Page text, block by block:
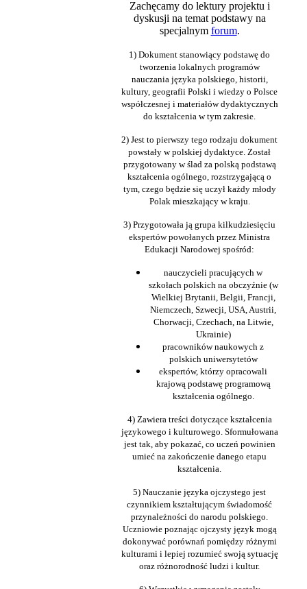
Zachęcamy do lektury projektu i
dyskusji na temat podstawy na
specjalnym forum.
1) Dokument stanowiący podstawę do
tworzenia lokalnych programów
nauczania języka polskiego, historii,
kultury, geografii Polski i wiedzy o Polsce
współczesnej i materiałów dydaktycznych
do kształcenia w tym zakresie.
2) Jest to pierwszy tego rodzaju dokument
powstały w polskiej dydaktyce. Został
przygotowany w ślad za polską podstawą
kształcenia ogólnego, rozstrzygającą o
tym, czego będzie się uczył każdy młody
Polak mieszkający w kraju.
3) Przygotowała ją grupa kilkudziesięciu
ekspertów powołanych przez Ministra
Edukacji Narodowej spośród:
nauczycieli pracujących w
szkołach polskich na obczyźnie (w
Wielkiej Brytanii, Belgii, Francji,
Niemczech, Szwecji, USA, Austrii,
Chorwacji, Czechach, na Litwie,
Ukrainie)
pracowników naukowych z
polskich uniwersytetów
ekspertów, którzy opracowali
krajową podstawę programową
kształcenia ogólnego.
4) Zawiera treści dotyczące kształcenia
językowego i kulturowego. Sformułowana
jest tak, aby pokazać, co uczeń powinien
umieć na zakończenie danego etapu
kształcenia.
5) Nauczanie języka ojczystego jest
czynnikiem kształtującym świadomość
przynależności do narodu polskiego.
Uczniowie poznając ojczysty język mogą
dokonywać porównań pomiędzy różnymi
kulturami i lepiej rozumieć swoją sytuację
oraz różnorodność ludzi i kultur.